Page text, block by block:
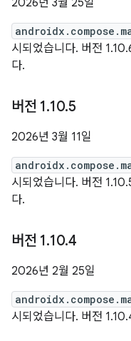
2026년 3월 25일
시되었습니다. 버전
다.
버전 1.10.5
2026년 3월 11일
시되었습니다. 버전
다.
버전 1.10.4
2026년 2월 25일
시되었습니다. 버전